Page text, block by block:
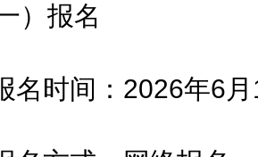
报名
时间：2026年6月